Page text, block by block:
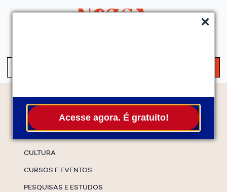
Acesse agora. É gratuito!
Temas
CULTURA
CURSOS E EVENTOS
PESQUISAS E ESTUDOS